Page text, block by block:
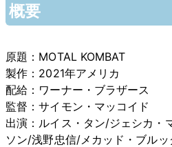
概要
原題：MOTAL KOMBAT
製作：2021年アメリカ
配給：ワーナー・ブラザース
監督：サイモン・マッコイド
出演：ルイス・タン/ジェシカ・
ソン/浅野忠信/メカッド・ブル